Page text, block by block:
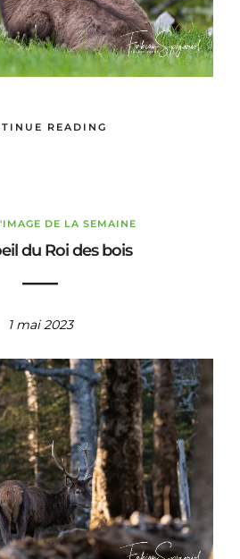
READING
DE LA SEMAINE
du Roi des bois
1 mai 2023